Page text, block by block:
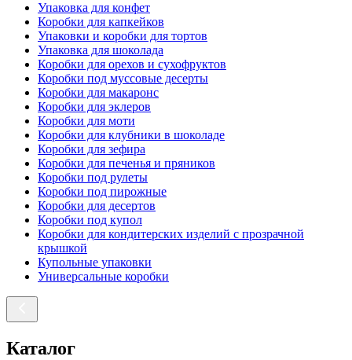
Упаковка для конфет
Коробки для капкейков
Упаковки и коробки для тортов
Упаковка для шоколада
Коробки для орехов и сухофруктов
Коробки под муссовые десерты
Коробки для макаронс
Коробки для эклеров
Коробки для моти
Коробки для клубники в шоколаде
Коробки для зефира
Коробки для печенья и пряников
Коробки под рулеты
Коробки под пирожные
Коробки для десертов
Коробки под купол
Коробки для кондитерских изделий с прозрачной
крышкой
Купольные упаковки
Универсальные коробки
Каталог